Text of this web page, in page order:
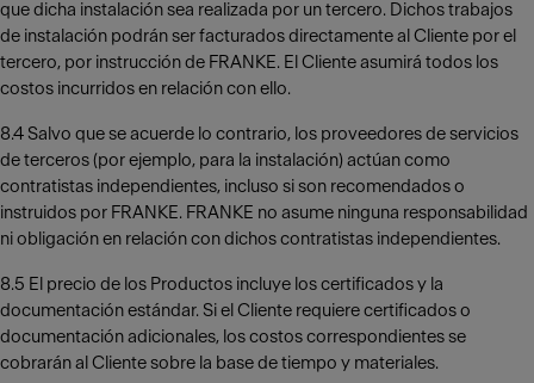
que dicha instalación sea realizada por un tercero. Dichos trabajos
de instalación podrán ser facturados directamente al Cliente por el
tercero, por instrucción de FRANKE. El Cliente asumirá todos los
costos incurridos en relación con ello.
8.4 Salvo que se acuerde lo contrario, los proveedores de servicios
de terceros (por ejemplo, para la instalación) actúan como
contratistas independientes, incluso si son recomendados o
instruidos por FRANKE. FRANKE no asume ninguna responsabilidad
ni obligación en relación con dichos contratistas independientes.
8.5 El precio de los Productos incluye los certificados y la
documentación estándar. Si el Cliente requiere certificados o
documentación adicionales, los costos correspondientes se
cobrarán al Cliente sobre la base de tiempo y materiales.